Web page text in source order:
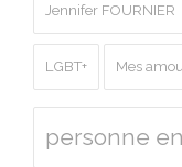
Jennifer FOURNIER
LGBT+ Mes
personne